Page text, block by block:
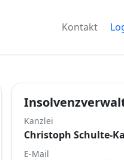
Kontakt
Kanzlei
Christoph Schulte-
E-Mail